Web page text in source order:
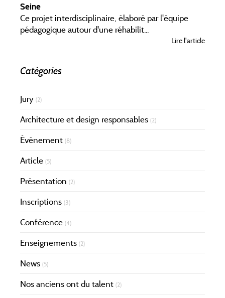
Seine
Ce projet interdisciplinaire, élaboré par l'équipe
pédagogique autour d'une réhabilit...
Lire l'article
Catégories
Jury (2)
Architecture et design responsables (2)
Évènement (8)
Article (5)
Présentation (2)
Inscriptions (3)
Conférence (4)
Enseignements (2)
News (5)
Nos anciens ont du talent (2)